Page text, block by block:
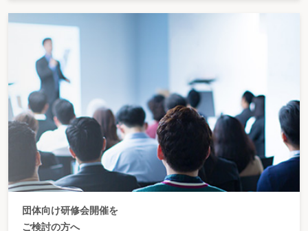
団体向け研修会開催を
ご検討の方へ